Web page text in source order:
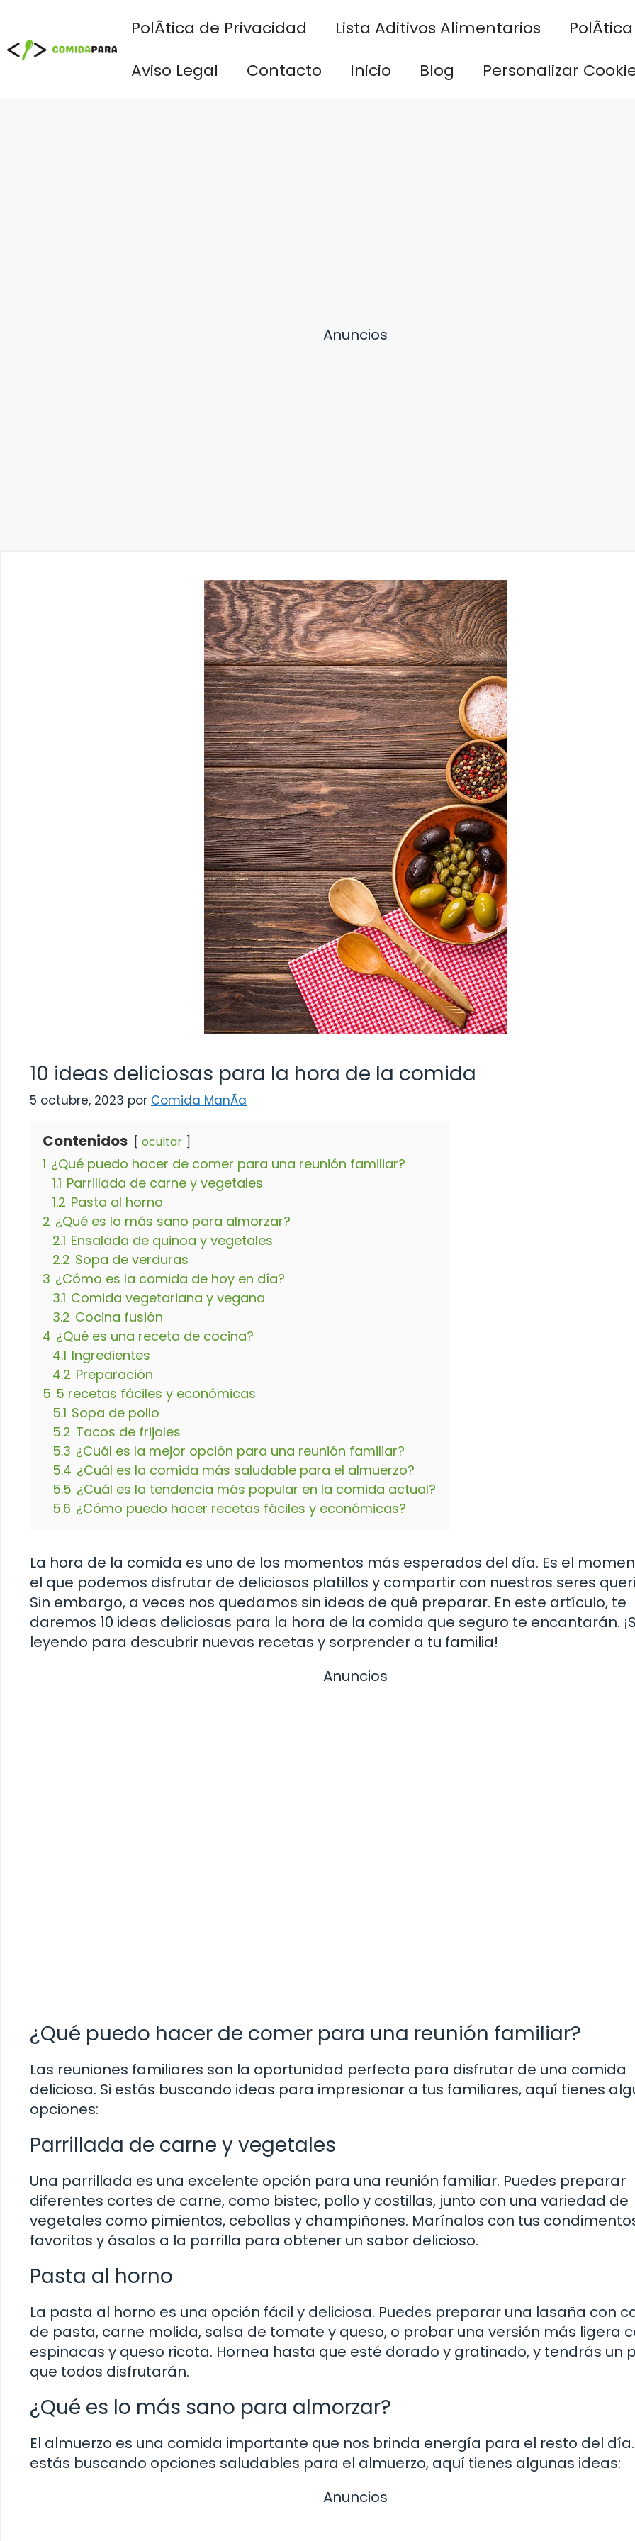
contenido
PolÃ­tica de Privacidad Lista Aditivos Alimentarios
Aviso Legal
Contacto Inicio Blog Personalizar
Anuncios
10 ideas deliciosas para la hora de la comida
5 octubre, 2023 por Comida ManÃ­a
Contenidos ocultar
1 ¿Qué puedo hacer de comer para una reunión familiar?
1.1 Parrillada de carne y vegetales
1.2 Pasta al horno
2 ¿Qué es lo más sano para almorzar?
2.1 Ensalada de quinoa y vegetales
2.2 Sopa de verduras
3 ¿Cómo es la comida de hoy en día?
3.1 Comida vegetariana y vegana
3.2 Cocina fusión
4 ¿Qué es una receta de cocina?
4.1 Ingredientes
4.2 Preparación
5 5 recetas fáciles y económicas
5.1 Sopa de pollo
5.2 Tacos de frijoles
5.3 ¿Cuál es la mejor opción para una reunión familiar?
5.4 ¿Cuál es la comida más saludable para el almuerzo?
5.5 ¿Cuál es la tendencia más popular en la comida actual?
5.6 ¿Cómo puedo hacer recetas fáciles y económicas?
La hora de la comida es uno de los momentos más esperados del día. Es el
el que podemos disfrutar de deliciosos platillos y compartir con nuestros seres
Sin embargo, a veces nos quedamos sin ideas de qué preparar. En este artículo, te
daremos 10 ideas deliciosas para la hora de la comida que seguro te encantarán.
leyendo para descubrir nuevas recetas y sorprender a tu familia!
Anuncios
¿Qué puedo hacer de comer para una reunión familiar?
Las reuniones familiares son la oportunidad perfecta para disfrutar de una comida
deliciosa. Si estás buscando ideas para impresionar a tus familiares, aquí tienes
opciones:
Parrillada de carne y vegetales
Una parrillada es una excelente opción para una reunión familiar. Puedes preparar
diferentes cortes de carne, como bistec, pollo y costillas, junto con una variedad de
vegetales como pimientos, cebollas y champiñones. Marínalos con tus
favoritos y ásalos a la parrilla para obtener un sabor delicioso.
Pasta al horno
La pasta al horno es una opción fácil y deliciosa. Puedes preparar una lasaña con
de pasta, carne molida, salsa de tomate y queso, o probar una versión más ligera
espinacas y queso ricota. Hornea hasta que esté dorado y gratinado, y tendrás un
que todos disfrutarán.
¿Qué es lo más sano para almorzar?
El almuerzo es una comida importante que nos brinda energía para el resto del día.
estás buscando opciones saludables para el almuerzo, aquí tienes algunas ideas:
Anuncios